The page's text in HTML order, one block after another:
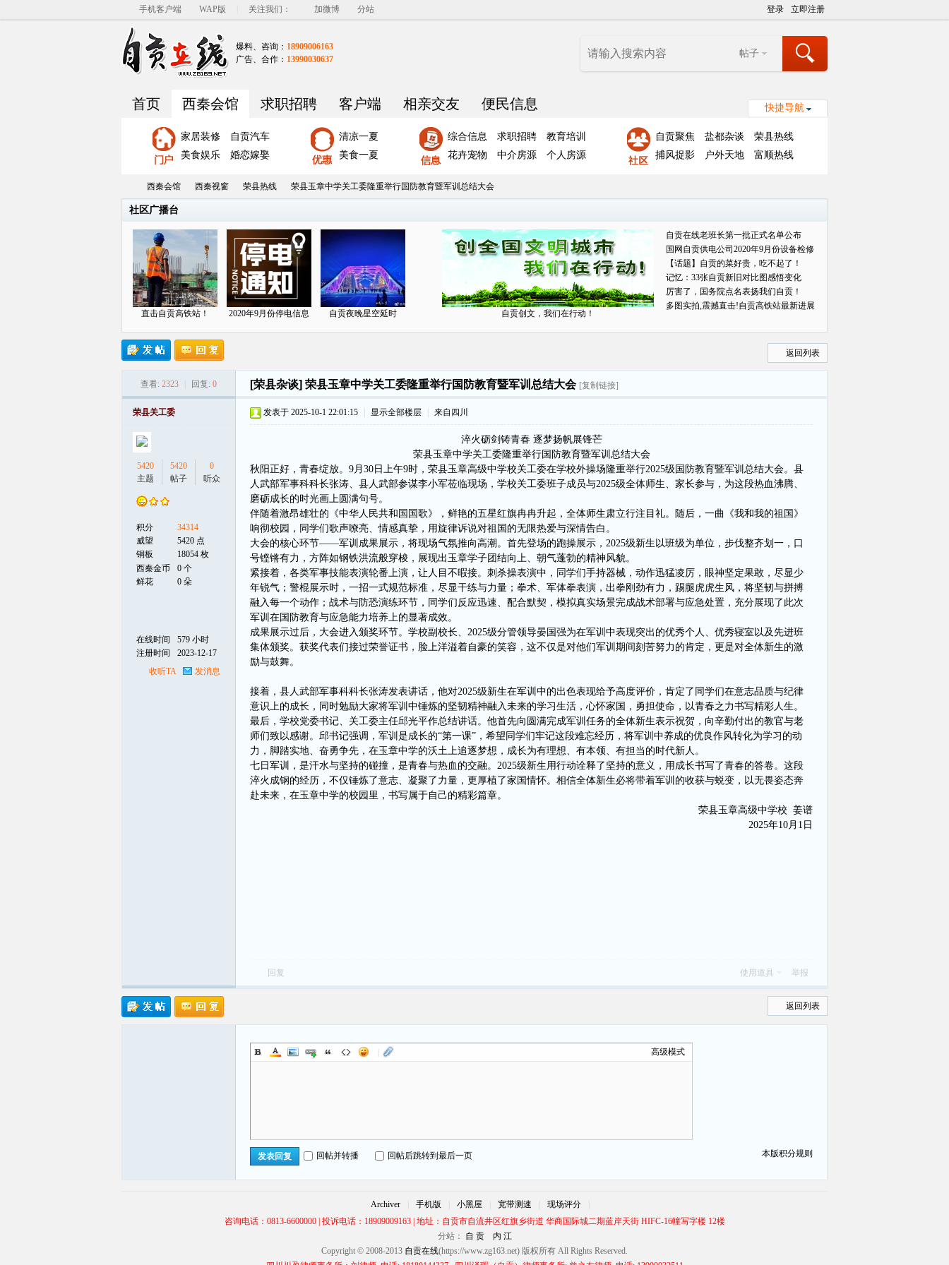
手机客户端 WAP版 关注我们： 加微博 分站 登录 立即注册
爆料、咨询： 18909006163
广告、合作： 13990030637
帖子
快捷导航
首页 西秦会馆 求职招聘 客户端 相亲交友 便民信息
家居装修
自贡汽车
美食娱乐
婚恋嫁娶
清凉一夏
美食一夏
综合信息 求职招聘
教育培训
花卉宠物
中介房源 个人房源
自贡聚焦 盐都杂谈
荣县热线
捕风捉影
户外天地 富顺热线
西秦会馆 西秦视窗 荣县热线
›
荣县玉章中学关工委隆重举行国防教育暨军训总结大会
社区广播台
直击自贡高铁站！ 2020年9月份停电信息 自贡夜晚星空延时 自贡创文，我们在行动！
自贡在线老班长第一批正式名单公布
国网自贡供电公司2020年9月份设备检修
对外
【话题】自贡的菜好贵，吃不起了！
记忆：33张自贡新旧对比图感悟变化
厉害了，国务院点名表扬我们自贡！
多图实拍,震撼直击!自贡高铁站最新进展
返回列表
查看: 2323 回复: 0 [荣县杂谈] 荣县玉章中学关工委隆重举行国防教育暨军训总结大会 [复制链接]
荣县关工委
5420
主题
5420
帖子
0
听众
积分
34314
威望
5420 点
铜板
18054 枚
西秦金币
0 个
鲜花
0 朵
在线时间
579 小时
注册时间
2023-12-17
收听TA
发消息
发表于 2025-10-1 22:01:15 显示全部楼层 来自四川
淬火砺剑铸青春 逐梦扬帆展锋芒
荣县玉章中学关工委隆重举行国防教育暨军训总结大会
秋阳正好，青春绽放。 9月30日上午9时，荣县玉章高级中学校关工委在学校外操场隆重举行2025级国防教育暨军训总结大会。县
人武部军事科科长张涛、县人武部参谋李小军莅临现场，学校关工委班子成员与2025级全体师生、家长参与，为这段热血沸腾、
磨砺成长的时光画上圆满句号。
伴随着激昂雄壮的《中华人民共和国国歌》，鲜艳的五星红旗冉冉升起，全体师生肃立行注目礼。随后，一曲《我和我的祖国》
响彻校园，同学们歌声嘹亮、情感真挚，用旋律诉说对祖国的无限热爱与深情告白。
大会的核心环节——军训成果展示，将现场气氛推向高潮。首先登场的跑操展示，2025级新生以班级为单位，步伐整齐划一，口
号铿锵有力，方阵如钢铁洪流般穿梭，展现出玉章学子团结向上、朝气蓬勃的精神风貌。
紧接着，各类军事技能表演轮番上演，让人目不暇接。刺杀操表演中，同学们手持器械，动作迅猛凌厉，眼神坚定果敢，尽显少
年锐气；警棍展示时，一招一式规范标准，尽显干练与力量；拳术、军体拳表演，出拳刚劲有力，踢腿虎虎生风，将坚韧与拼搏
融入每一个动作；战术与防恐演练环节，同学们反应迅速、配合默契，模拟真实场景完成战术部署与应急处置，充分展现了此次
军训在国防教育与应急能力培养上的显著成效。
成果展示过后，大会进入颁奖环节。学校副校长、 2025级分管领导晏国强为在军训中表现突出的优秀个人、优秀寝室以及先进班
集体颁奖。获奖代表们接过荣誉证书，脸上洋溢着自豪的笑容，这不仅是对他们军训期间刻苦努力的肯定，更是对全体新生的激
励与鼓舞。
接着，县人武部军事科科长张涛发表讲话，他对2025级新生在军训中的出色表现给予高度评价，肯定了同学们在意志品质与纪律
意识上的成长，同时勉励大家将军训中锤炼的坚韧精神融入未来的学习生活，心怀家国，勇担使命，以青春之力书写精彩人生。
最后，学校党委书记、关工委主任邱光平作总结讲话。他首先向圆满完成军训任务的全体新生表示祝贺，向辛勤付出的教官与老
师们致以感谢。邱书记强调，军训是成长的“第一课”，希望同学们牢记这段难忘经历，将军训中养成的优良作风转化为学习的动
力，脚踏实地、奋勇争先，在玉章中学的沃土上追逐梦想，成长为有理想、有本领、有担当的时代新人。
七日军训，是汗水与坚持的碰撞，是青春与热血的交融。 2025级新生用行动诠释了坚持的意义，用成长书写了青春的答卷。这段
淬火成钢的经历，不仅锤炼了意志、凝聚了力量，更厚植了家国情怀。相信全体新生必将带着军训的收获与蜕变，以无畏姿态奔
赴未来，在玉章中学的校园里，书写属于自己的精彩篇章。
荣县玉章高级中学校 姜谱
2025年10月1日
回复 使用道具 举报
返回列表
高级模式
本版积分规则
发表回复 回帖并转播 回帖后跳转到最后一页
Archiver 手机版 小黑屋 宽带测速 现场评分
咨询电话：0813-6600000 | 投诉电话：18909009163 | 地址：自贡市自流井区红旗乡街道 华商国际城二期蓝岸天街 HIFC-16幢写字楼 12楼
分站：
自 贡
内 江
Copyright © 2008-2013 自贡在线(https://www.zg163.net) 版权所有 All Rights Reserved.